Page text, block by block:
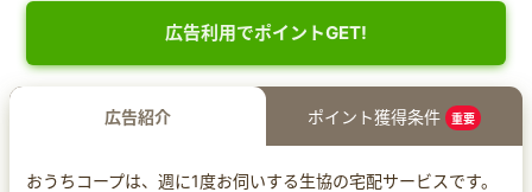
広告利用でポイントGET!
広告紹介 ポイント獲得条件 重要
おうちコープは、週に1度お伺いする生協の宅配サービスです。